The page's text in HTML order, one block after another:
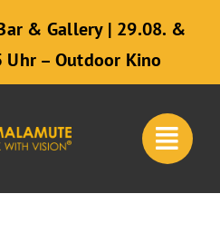
& Gallery | 29.08. &
– Outdoor Kino